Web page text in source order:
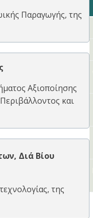
Παραγωγής, της
Αξιοποίησης
και
Διά Βίου
της